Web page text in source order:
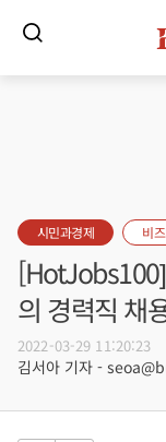
시민과경제 비
의 경력직 채
2022-03-29 11:20:23
김서아 기자 -